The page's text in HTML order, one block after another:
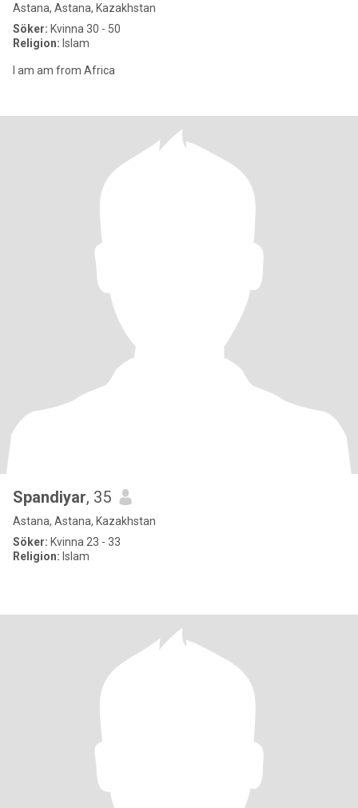
Astana, Astana, Kazakhstan
Söker: Kvinna 30 - 50
Religion: Islam
I am am from Africa
Spandiyar, 35
Astana, Astana, Kazakhstan
Söker: Kvinna 23 - 33
Religion: Islam